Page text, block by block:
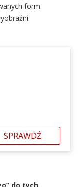
form
SPRAWDŹ
do tych